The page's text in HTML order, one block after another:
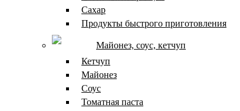
Сахар
Продукты быстрого приготовления
Майонез, соус, кетчуп
Кетчуп
Майонез
Соус
Томатная паста